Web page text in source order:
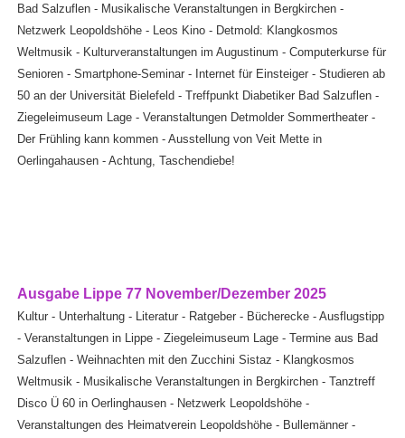
Bad Salzuflen - Musikalische Veranstaltungen in Bergkirchen -
Netzwerk Leopoldshöhe - Leos Kino - Detmold: Klangkosmos
Weltmusik - Kulturveranstaltungen im Augustinum - Computerkurse für
Senioren - Smartphone-Seminar - Internet für Einsteiger - Studieren ab
50 an der Universität Bielefeld - Treffpunkt Diabetiker Bad Salzuflen -
Ziegeleimuseum Lage - Veranstaltungen Detmolder Sommertheater -
Der Frühling kann kommen - Ausstellung von Veit Mette in
Oerlingahausen - Achtung, Taschendiebe!
Ausgabe Lippe 77 November/Dezember 2025
Kultur - Unterhaltung - Literatur - Ratgeber - Bücherecke - Ausflugstipp
- Veranstaltungen in Lippe - Ziegeleimuseum Lage - Termine aus Bad
Salzuflen - Weihnachten mit den Zucchini Sistaz - Klangkosmos
Weltmusik - Musikalische Veranstaltungen in Bergkirchen - Tanztreff
Disco Ü 60 in Oerlinghausen - Netzwerk Leopoldshöhe -
Veranstaltungen des Heimatverein Leopoldshöhe - Bullemänner -